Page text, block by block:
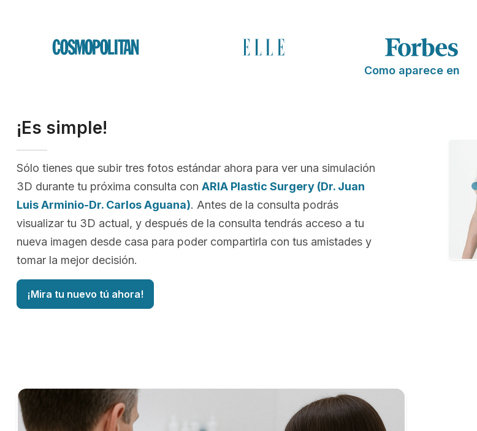
Como aparece en
¡Es simple!
Sólo tienes que subir tres fotos estándar ahora para ver una simulación
3D durante tu próxima consulta con ARIA Plastic Surgery (Dr. Juan
Luis Arminio-Dr. Carlos Aguana). Antes de la consulta podrás
visualizar tu 3D actual, y después de la consulta tendrás acceso a tu
nueva imagen desde casa para poder compartirla con tus amistades y
tomar la mejor decisión.
¡Mira tu nuevo tú ahora!